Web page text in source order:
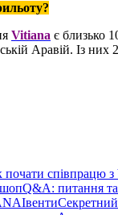
Vitiana є близько
Аравій. Із них
почати співпрацю
Q&A: питання та
Івенти